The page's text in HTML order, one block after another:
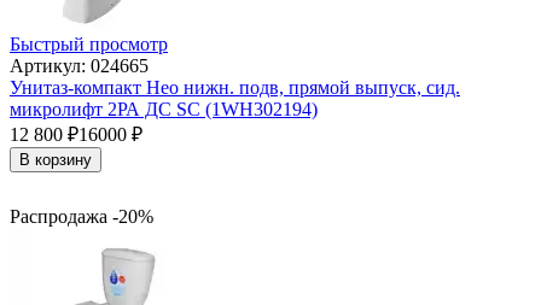
Быстрый просмотр
Артикул: 024665
Унитаз-компакт Нео нижн. подв, прямой выпуск, сид.
микролифт 2РА ДС SC (1WH302194)
12 800 ₽16000 ₽
В корзину
Распродажа -20%